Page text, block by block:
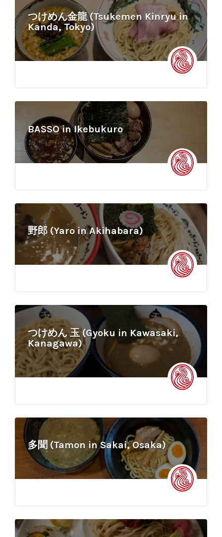
つけめん金龍 (Tsukemen Kinryu in
Kanda, Tokyo)
BASSO in Ikebukuro
野郎 (Yaro in Akihabara)
つけめん 玉 (Gyoku in Kawasaki,
Kanagawa)
多聞 (Tamon in Sakai, Osaka)